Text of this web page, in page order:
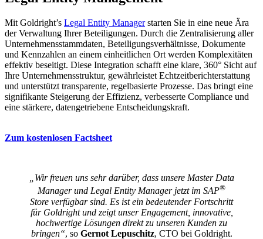
Mit Goldright’s Legal Entity Managerstarten Sie in eine neue Ära
der Verwaltung Ihrer Beteiligungen. Durch die Zentralisierung aller
Unternehmensstammdaten, Beteiligungsverhältnisse, Dokumente
und Kennzahlen an einem einheitlichen Ort werden Komplexitäten
effektiv beseitigt. Diese Integration schafft eine klare, 360° Sicht auf
Ihre Unternehmensstruktur, gewährleistet Echtzeitberichterstattung
und unterstützt transparente, regelbasierte Prozesse. Das bringt eine
signifikante Steigerung der Effizienz, verbesserte Compliance und
eine stärkere, datengetriebene Entscheidungskraft.
Zum kostenlosen Factsheet
„Wir freuen uns sehr darüber, dass unsere Master Data
Manager und Legal Entity Manager jetzt im SAP®
Store verfügbar sind. Es ist ein bedeutender Fortschritt
für Goldright und zeigt unser Engagement, innovative,
hochwertige Lösungen direkt zu unseren Kunden zu
bringen“, so Gernot Lepuschitz, CTO bei Goldright.